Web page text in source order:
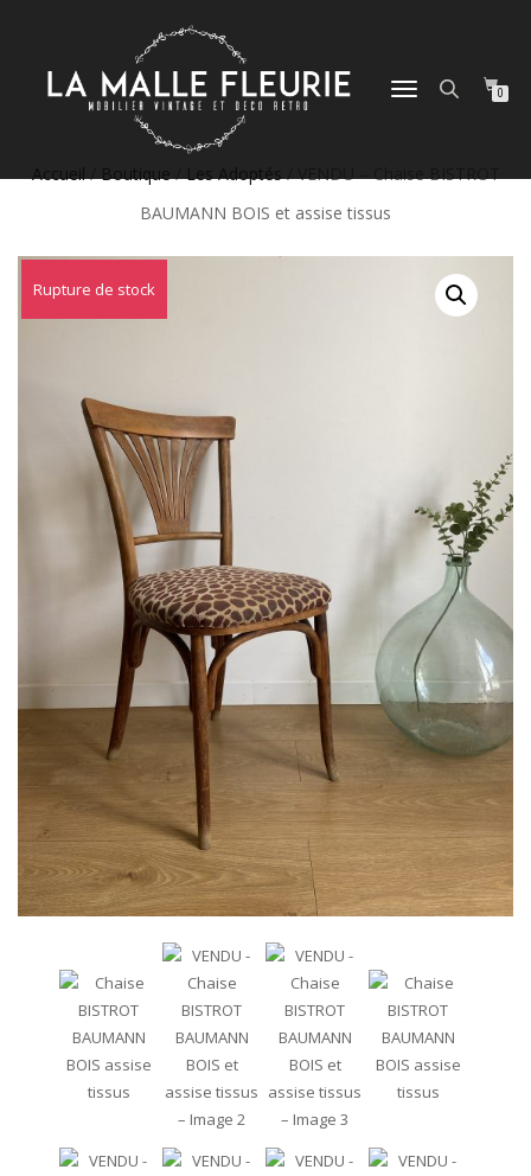
DÉPLIER
0
Accueil/Boutique/Les Adoptés/ VENDU – Chaise BISTROT
BAUMANN BOIS et assise tissus
Rupture de stock